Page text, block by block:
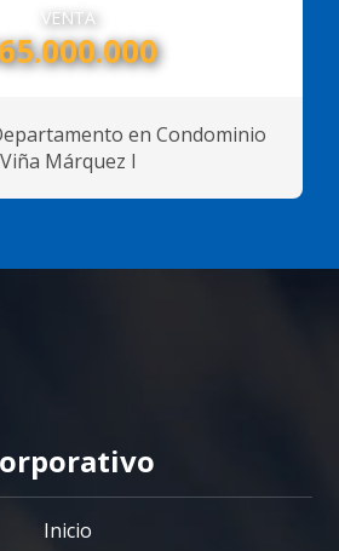
VENTA
en Condominio
Viña Márquez I
Inicio